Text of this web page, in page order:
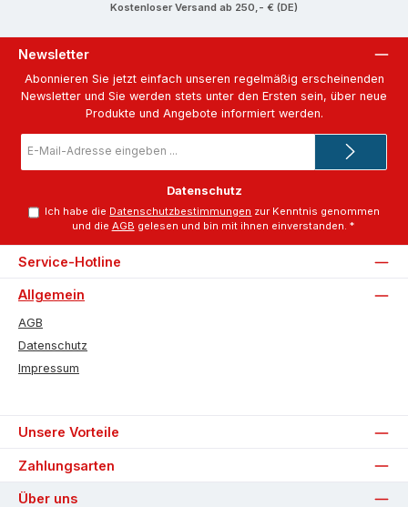
Kostenloser Versand ab 250,- € (DE)
Newsletter
Abonnieren Sie jetzt einfach unseren regelmäßig erscheinenden
Newsletter und Sie werden stets unter den Ersten sein, über neue
Produkte und Angebote informiert werden.
Mail-
Datenschutz
Ich habe die Datenschutzbestimmungen zur Kenntnis genommen
und die AGB gelesen und bin mit ihnen einverstanden. *
Service-Hotline
Allgemein
AGB
Datenschutz
Impressum
Unsere Vorteile
Zahlungsarten
Über uns